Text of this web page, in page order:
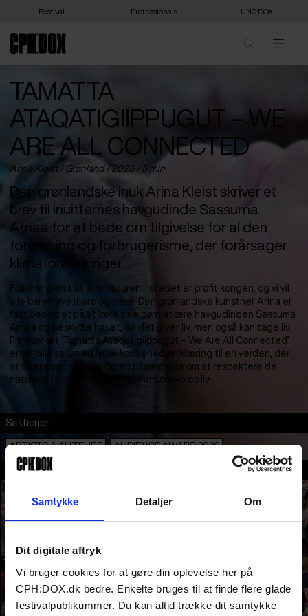
Samtykke Detaljer Om
Dit digitale aftryk
Vi bruger cookies for at gøre din oplevelse her på
CPH:DOX.dk bedre. Enkelte bruges til at finde flere glade
festivalpublikummer. Du kan altid trække dit samtykke
Festival Professionals UNG:DOX
TAMATTA
ATAQATIGIIPPUGUT – WE
ARE ALL CONNECTED
Arina Kleist / Grønland/ 2025 / 5 min
Den grønlandske inuk Arina Kleist skriver et
brev til inuitternes havgudinde Sassuma
Arnaa for at bede om tilgivelse for al den
forurening og forbrugerisme, der forårsager
klimaforandringer.
Folk har glemt at ære naturen. I stedet er profit kongen, og vi vil
alle bare have mere og mere. Den grønlandske kunstner Arina er
fast besluttet på at lære sine børn at ære havgudinden Sassuma
Arnaa og beskytte havet, da det giver liv, men også kan tage liv.
Filmværket ‘Tamatta Ataqatigiippugut – We Are All Connected’
er en billedskøn og lyrisk kærlighedserklæring til en verden, der
er større end os selv. Og en påmindelse om at respektere de
naturkræfter, der sætter rammen om vores liv.
Sektioner
ARTISTS & AUTEURS AUDIENCE AWARD 2026
En del af